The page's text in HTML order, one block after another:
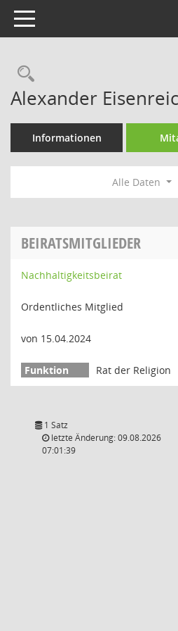
Toggle navigation
Rechercheauswahl
Alexander
Informationen
Alle Daten
BEIRATSMITGLIEDER
Nachhaltigkeitsbeirat
Ordentliches Mitglied
von 15.04.2024
Rat der Religion
1 Satz
letzte Änderung: 09.08.2026
07:01:39